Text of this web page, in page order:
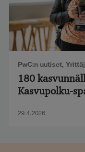
PwC:n uutiset,
180
Kasvupolku-
29.4.2026